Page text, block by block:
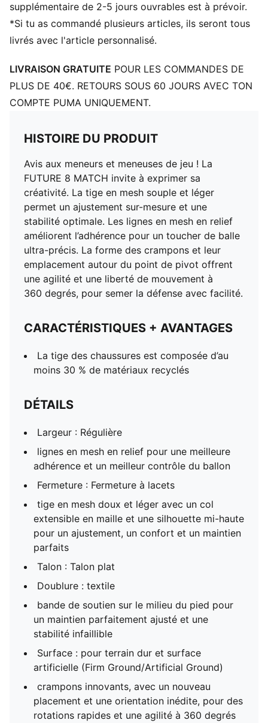
Talon : Talon plat
Doublure : textile
bande de soutien sur le milieu du pied pour un
maintien parfaitement ajusté et une stabilité infaillible
Surface : pour terrain dur et surface artificielle (Firm
crampons innovants, avec un nouveau placement et
une orientation inédite, pour des rotations rapides et
synthétiques
enfants âgés de 8 à 16 ans
supplémentaire de 2-5 jours ouvrables est à prévoir.
*Si tu as commandé plusieurs articles, ils seront tous
livrés avec l'article personnalisé.
LIVRAISON GRATUITE POUR LES COMMANDES DE
PLUS DE 40€. RETOURS SOUS 60 JOURS AVEC TON
COMPTE PUMA UNIQUEMENT.
HISTOIRE DU PRODUIT
Avis aux meneurs et meneuses de jeu ! La
FUTURE 8 MATCH invite à exprimer sa
créativité. La tige en mesh souple et léger
permet un ajustement sur-mesure et une
stabilité optimale. Les lignes en mesh en relief
améliorent l’adhérence pour un toucher de balle
ultra-précis. La forme des crampons et leur
emplacement autour du point de pivot offrent
une agilité et une liberté de mouvement à
360 degrés, pour semer la défense avec facilité.
CARACTÉRISTIQUES + AVANTAGES
La tige des chaussures est composée d’au
moins 30 % de matériaux recyclés
DÉTAILS
Largeur : Régulière
lignes en mesh en relief pour une meilleure
adhérence et un meilleur contrôle du ballon
Fermeture : Fermeture à lacets
tige en mesh doux et léger avec un col
extensible en maille et une silhouette mi-haute
pour un ajustement, un confort et un maintien
parfaits
Talon : Talon plat
Doublure : textile
bande de soutien sur le milieu du pied pour
un maintien parfaitement ajusté et une
stabilité infaillible
Surface : pour terrain dur et surface
artificielle (Firm Ground/Artificial Ground)
crampons innovants, avec un nouveau
placement et une orientation inédite, pour des
rotations rapides et une agilité à 360 degrés